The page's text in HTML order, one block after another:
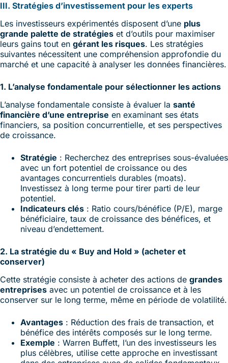
III. Stratégies d’investissement pour les experts
Les investisseurs expérimentés disposent d’une plus
grande palette de stratégies et d’outils pour maximiser
leurs gains tout en gérant les risques. Les stratégies
suivantes nécessitent une compréhension approfondie du
marché et une capacité à analyser les données financières.
1. L’analyse fondamentale pour sélectionner les actions
L’analyse fondamentale consiste à évaluer la santé
financière d’une entreprise en examinant ses états
financiers, sa position concurrentielle, et ses perspectives
de croissance.
Stratégie : Recherchez des entreprises sous-évaluées
avec un fort potentiel de croissance ou des
avantages concurrentiels durables (moats).
Investissez à long terme pour tirer parti de leur
potentiel.
Indicateurs clés : Ratio cours/bénéfice (P/E), marge
bénéficiaire, taux de croissance des bénéfices, et
niveau d’endettement.
2. La stratégie du « Buy and Hold » (acheter et
conserver)
Cette stratégie consiste à acheter des actions de grandes
entreprises avec un potentiel de croissance et à les
conserver sur le long terme, même en période de volatilité.
Avantages : Réduction des frais de transaction, et
bénéfice des intérêts composés sur le long terme.
Exemple : Warren Buffett, l’un des investisseurs les
plus célèbres, utilise cette approche en investissant